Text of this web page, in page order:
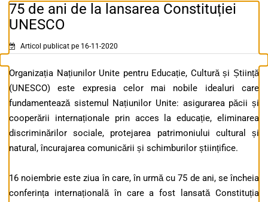
75 de ani de la lansarea Constituției
UNESCO
Articol publicat pe 16-11-2020
Organizația Națiunilor Unite pentru Educație, Cultură și Știință
(UNESCO) este expresia celor mai nobile idealuri care
fundamentează sistemul Națiunilor Unite: asigurarea păcii și
cooperării internaționale prin acces la educație, eliminarea
discriminărilor sociale, protejarea patrimoniului cultural și
natural, încurajarea comunicării și schimburilor științifice.
16 noiembrie este ziua în care, în urmă cu 75 de ani, se încheia
conferința internațională în care a fost lansată Constituția